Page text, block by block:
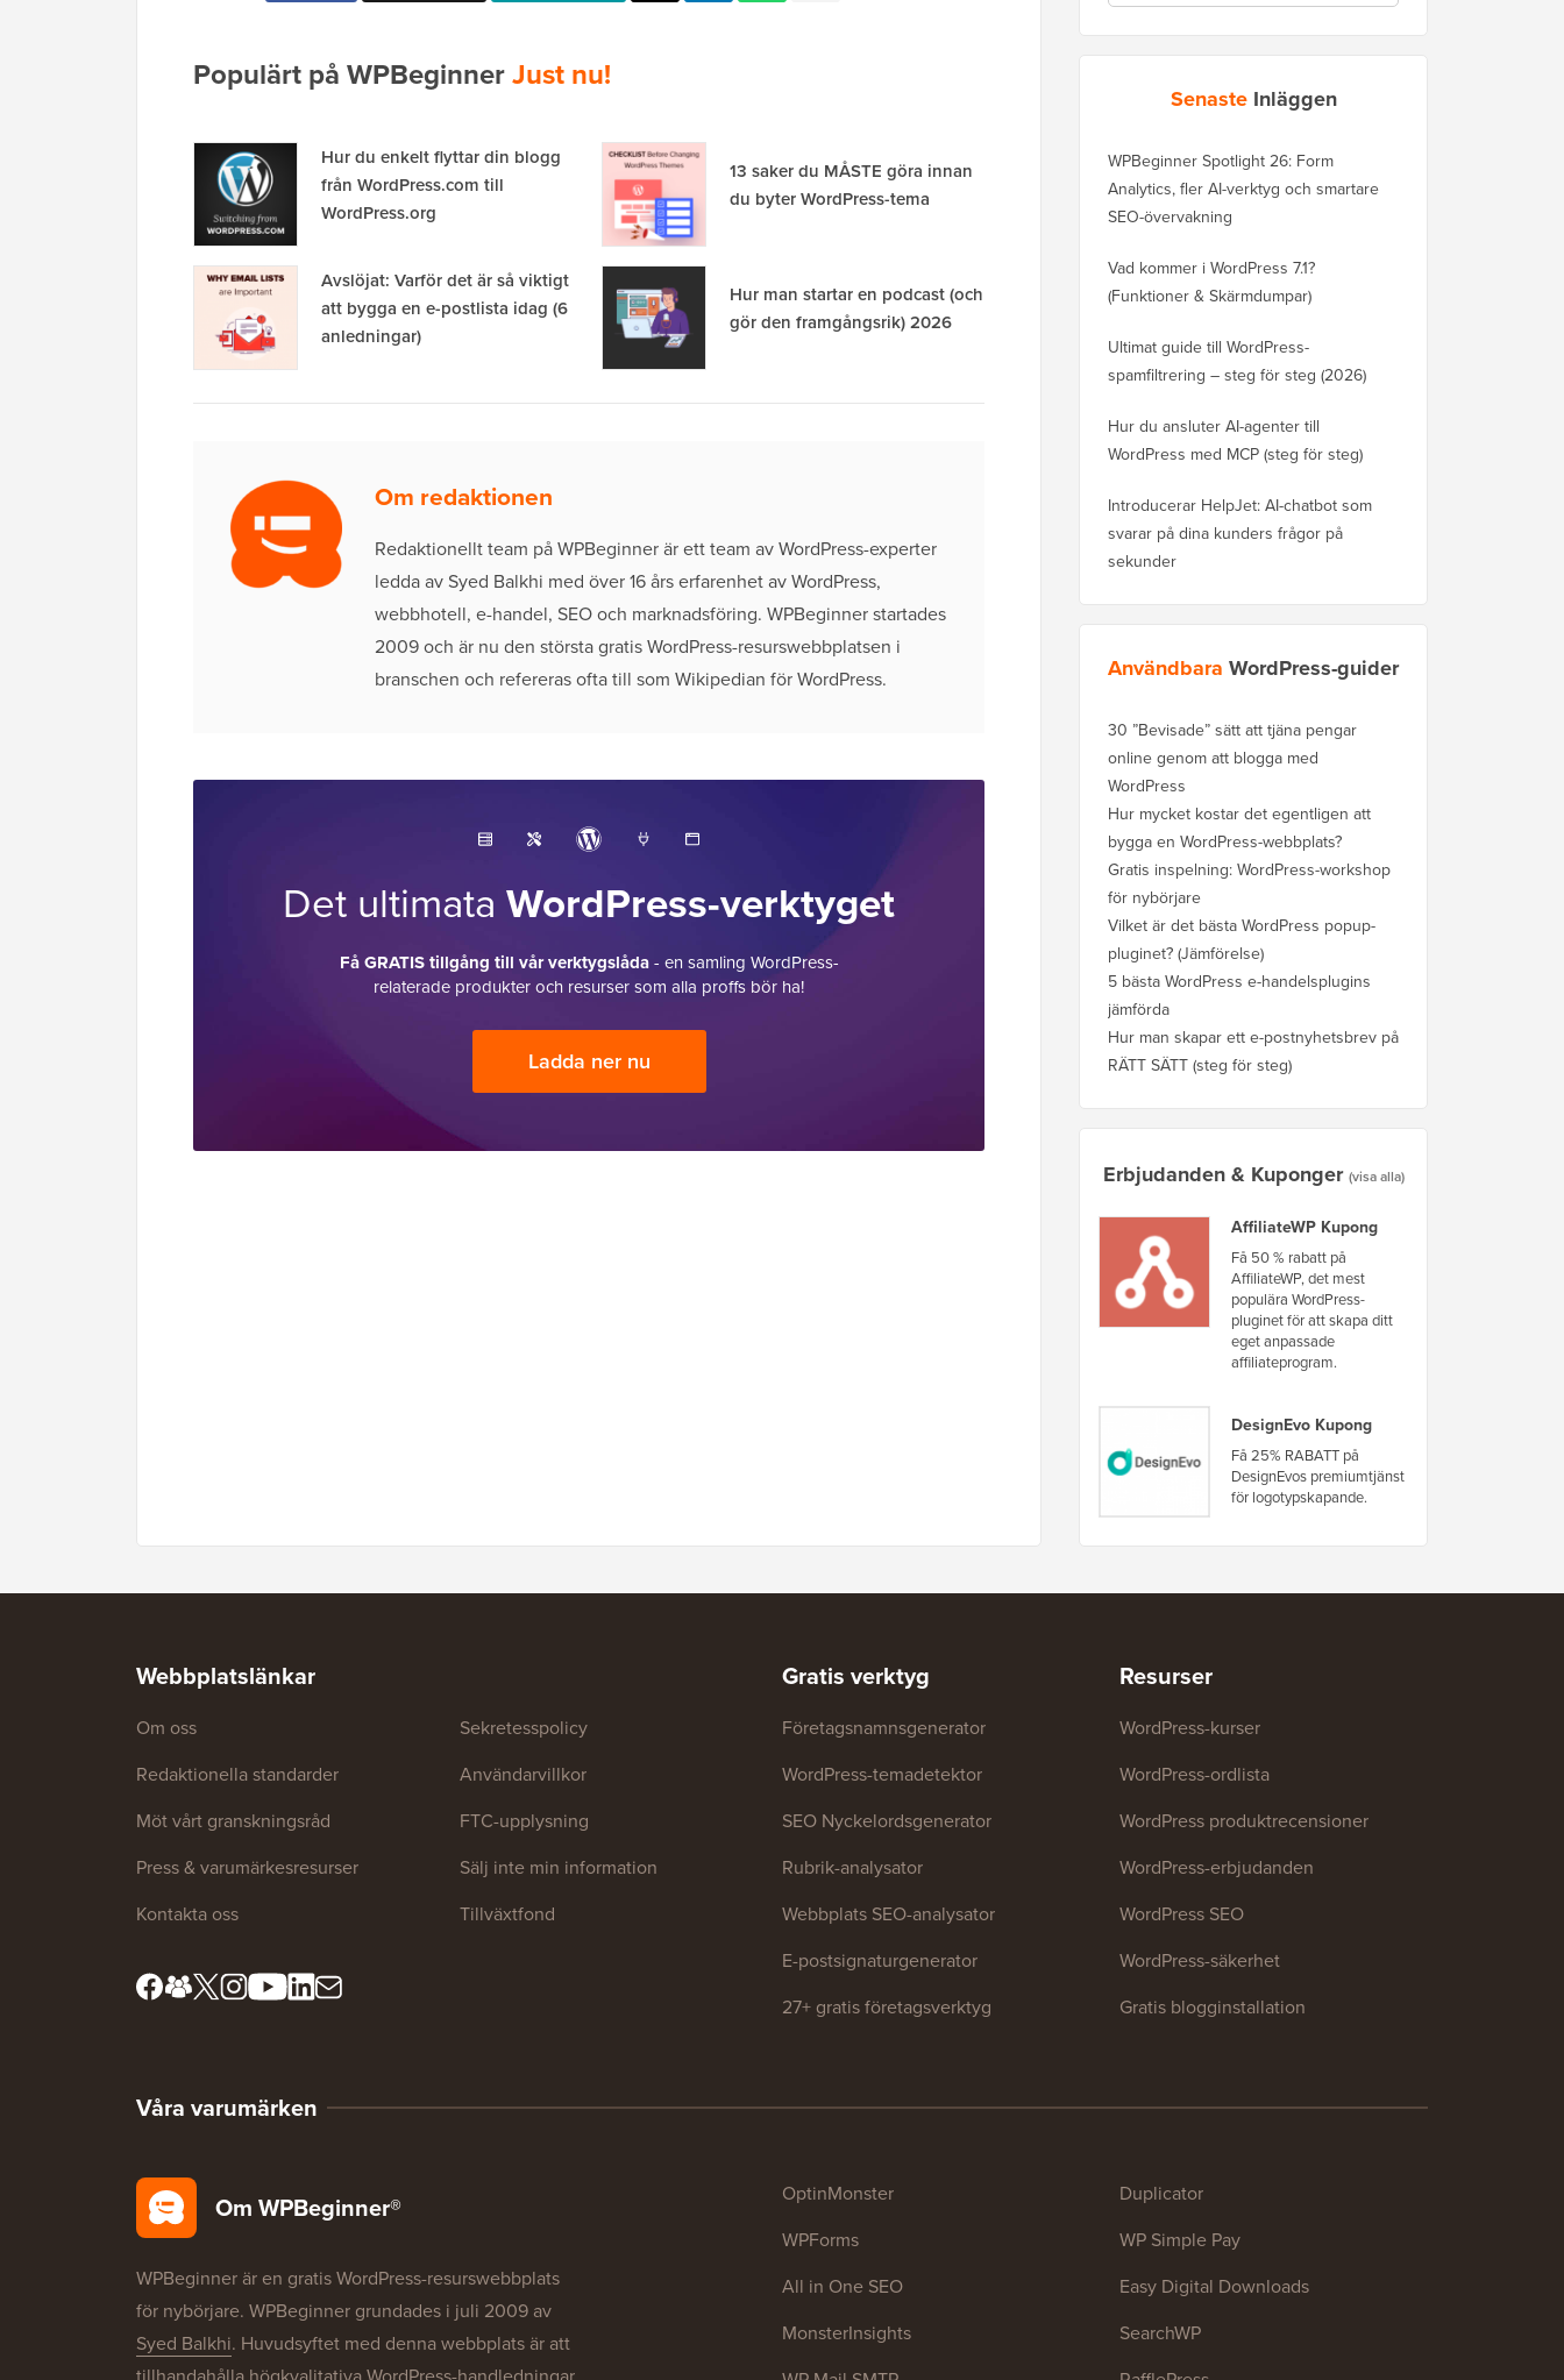
Populärt på WPBeginnerJust nu!
Hur du enkelt flyttar din blogg
från WordPress.com till
WordPress.org
13 saker du MÅSTE göra innan
du byter WordPress-tema
Avslöjat: Varför det är så viktigt
att bygga en e-postlista idag (6
anledningar)
Hur man startar en podcast (och
gör den framgångsrik) 2026
Om redaktionen
Redaktionellt team på WPBeginner är ett team av WordPress-experter
ledda av Syed Balkhi med över 16 års erfarenhet av WordPress,
webbhotell, e-handel, SEO och marknadsföring. WPBeginner startades
2009 och är nu den största gratis WordPress-resurswebbplatsen i
branschen och refereras ofta till som Wikipedian för WordPress.
Det ultimata WordPress-verktyget
Få GRATIS tillgång till vår verktygslåda- en samling WordPress-
relaterade produkter och resurser som alla proffs bör ha!
Ladda ner nu
Senaste Inläggen
WPBeginner Spotlight 26: Form
Analytics, fler AI-verktyg och smartare
SEO-övervakning
Vad kommer i WordPress 7.1?
(Funktioner & Skärmdumpar)
Ultimat guide till WordPress-
spamfiltrering – steg för steg (2026)
Hur du ansluter AI-agenter till
WordPress med MCP (steg för steg)
Introducerar HelpJet: AI-chatbot som
svarar på dina kunders frågor på
sekunder
Användbara WordPress-guider
30 ”Bevisade” sätt att tjäna pengar
online genom att blogga med
WordPress
Hur mycket kostar det egentligen att
bygga en WordPress-webbplats?
Gratis inspelning: WordPress-workshop
för nybörjare
Vilket är det bästa WordPress popup-
pluginet? (Jämförelse)
5 bästa WordPress e-handelsplugins
jämförda
Hur man skapar ett e-postnyhetsbrev på
RÄTT SÄTT (steg för steg)
Erbjudanden & Kuponger (visa alla)
AffiliateWP Kupong
Få 50 % rabatt på
AffiliateWP, det mest
populära WordPress-
pluginet för att skapa ditt
eget anpassade
affiliateprogram.
DesignEvo Kupong
Få 25% RABATT på
DesignEvos premiumtjänst
för logotypskapande.
Webbplatslänkar
Om oss
Redaktionella standarder
Möt vårt granskningsråd
Press & varumärkesresurser
Kontakta oss
Sekretesspolicy
Användarvillkor
FTC-upplysning
Sälj inte min information
Tillväxtfond
Gratis verktyg
Företagsnamnsgenerator
WordPress-temadetektor
SEO Nyckelordsgenerator
Rubrik-analysator
Webbplats SEO-analysator
E-postsignaturgenerator
27+ gratis företagsverktyg
Resurser
WordPress-kurser
WordPress-ordlista
WordPress produktrecensioner
WordPress-erbjudanden
WordPress SEO
WordPress-säkerhet
Gratis blogginstallation
Våra varumärken
Om WPBeginner®
WPBeginner är en gratis WordPress-resurswebbplats
för nybörjare. WPBeginner grundades i juli 2009 av
Syed Balkhi. Huvudsyftet med denna webbplats är att
OptinMonster
WPForms
All in One SEO
MonsterInsights
Duplicator
WP Simple Pay
Easy Digital Downloads
SearchWP